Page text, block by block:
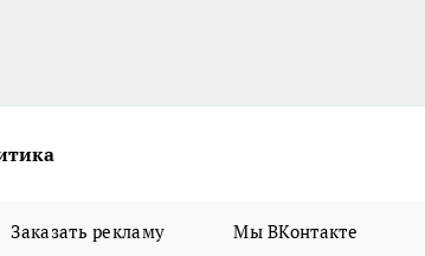
Заказать рекламу Мы ВКонтакте